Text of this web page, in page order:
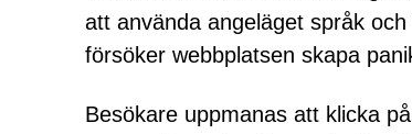
att använda angeläget språk
försöker webbplatsen skapa
Besökare uppmanas att klicka